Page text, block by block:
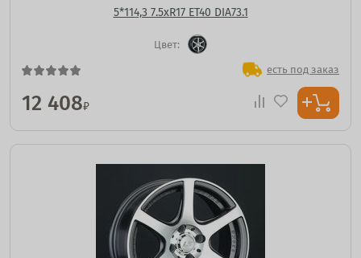
5*114,3 7.5xR17 ET40 DIA73.1
Цвет:
есть под заказ
12 408₽